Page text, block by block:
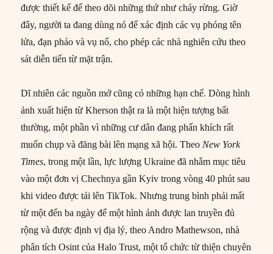
được thiết kế để theo dõi những thứ như cháy rừng. Giờ
đây, người ta đang dùng nó để xác định các vụ phóng tên
lửa, đạn pháo và vụ nổ, cho phép các nhà nghiên cứu theo
sát diễn tiến từ mặt trận.
Dĩ nhiên các nguồn mở cũng có những hạn chế. Dòng hình
ảnh xuất hiện từ Kherson thật ra là một hiện tượng bất
thường, một phần vì những cư dân đang phấn khích rất
muốn chụp và đăng bài lên mạng xã hội. Theo New York
Times, trong một lần, lực lượng Ukraine đã nhắm mục tiêu
vào một đơn vị Chechnya gần Kyiv trong vòng 40 phút sau
khi video được tải lên TikTok. Nhưng trung bình phải mất
từ một đến ba ngày để một hình ảnh được lan truyền đủ
rộng và được định vị địa lý, theo Andro Mathewson, nhà
phân tích Osint của Halo Trust, một tổ chức từ thiện chuyên